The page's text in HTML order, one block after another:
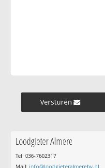
Versturen »
Loodgieter Almere
Tel: 036-7602317
Mail: info@loodgieteralmerebv.nl